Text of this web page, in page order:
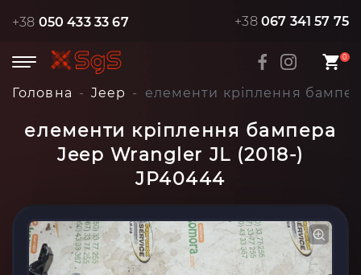
+38 050 433 33 67 +38 067 341 57 75
0
Головна Jeep елементи кріплення
елементи кріплення бампера
Jeep Wrangler JL (2018-)
JP40444